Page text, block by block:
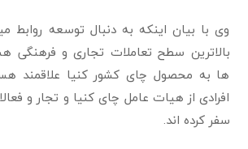
وی با بیان اینکه به دنبال توسعه روابط
بالاترین سطح تعاملات تجاری و فرهنگی
ها به محصول چای کشور کنیا علاقمند
افرادی از هیات عامل چای کنیا و تجار و
سفر کرده اند.